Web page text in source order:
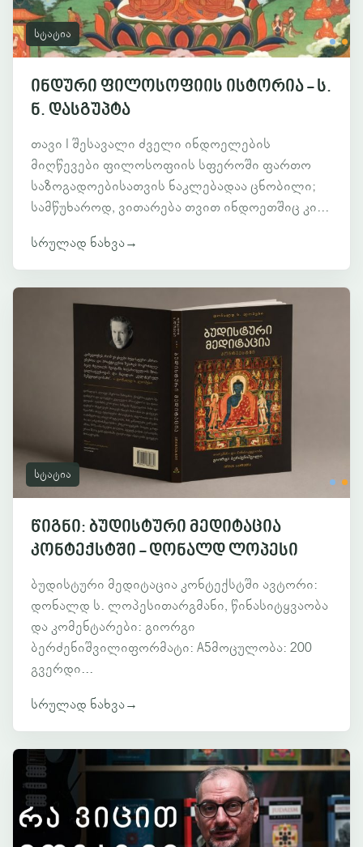
სტატია
ინდური ფილოსოფიის ისტორია - ს.
ნ. დასგუპტა
თავი I შესავალი ძველი ინდოელების
მიღწევები ფილოსოფიის სფეროში ფართო
საზოგადოებისათვის ნაკლებადაა ცნობილი;
სამწუხაროდ, ვითარება თვით ინდოეთშიც კი...
სრულად ნახვა→
სტატია
წიგნი: ბუდისტური მედიტაცია
კონტექსტში - დონალდ ლოპესი
ბუდისტური მედიტაცია კონტექსტში ავტორი:
დონალდ ს. ლოპესითარგმანი, წინასიტყვაობა
და კომენტარები: გიორგი
ბერძენიშვილიფორმატი: A5მოცულობა: 200
გვერდი...
სრულად ნახვა→